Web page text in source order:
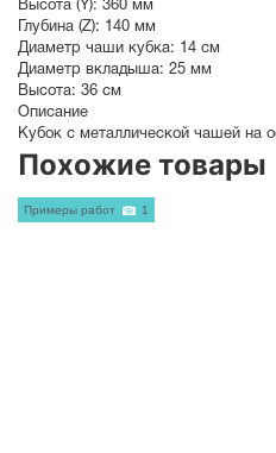
Высота (Y): 360 мм
Глубина (Z): 140 мм
Диаметр чаши кубка: 14 см
Диаметр вкладыша: 25 мм
Высота: 36 см
Описание
Кубок с металлической чашей на
Похожие товары
Примеры работ 1